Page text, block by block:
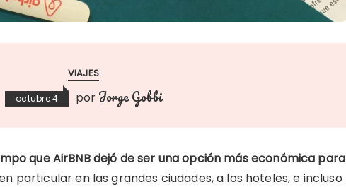
VIAJES
octubre 4 por Jorge Gobbi
que AirBNB dejó de ser una opción más económica para
particular en las grandes ciudades, a los hoteles, e incluso